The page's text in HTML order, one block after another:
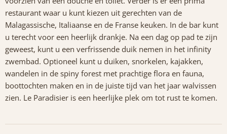
restaurant waar u kunt kiezen uit gerechten van de
Malagassische, Italiaanse en de Franse keuken. In de bar kunt
u terecht voor een heerlijk drankje. Na een dag op pad te zijn
geweest, kunt u een verfrissende duik nemen in het infinity
zwembad. Optioneel kunt u duiken, snorkelen, kajakken,
wandelen in de spiny forest met prachtige flora en fauna,
boottochten maken en in de juiste tijd van het jaar walvissen
zien. Le Paradisier is een heerlijke plek om tot rust te komen.